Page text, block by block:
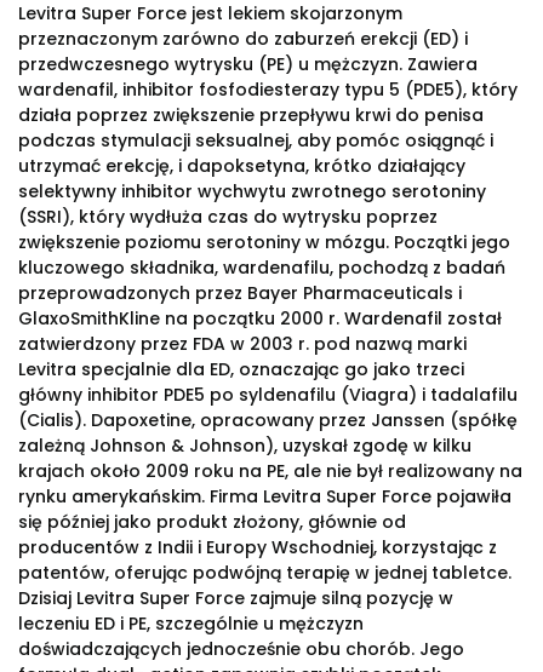
Levitra Super Force jest lekiem skojarzonym
przeznaczonym zarówno do zaburzeń erekcji (ED) i
przedwczesnego wytrysku (PE) u mężczyzn. Zawiera
wardenafil, inhibitor fosfodiesterazy typu 5 (PDE5), który
działa poprzez zwiększenie przepływu krwi do penisa
podczas stymulacji seksualnej, aby pomóc osiągnąć i
utrzymać erekcję, i dapoksetyna, krótko działający
selektywny inhibitor wychwytu zwrotnego serotoniny
(SSRI), który wydłuża czas do wytrysku poprzez
zwiększenie poziomu serotoniny w mózgu. Początki jego
kluczowego składnika, wardenafilu, pochodzą z badań
przeprowadzonych przez Bayer Pharmaceuticals i
GlaxoSmithKline na początku 2000 r. Wardenafil został
zatwierdzony przez FDA w 2003 r. pod nazwą marki
Levitra specjalnie dla ED, oznaczając go jako trzeci
główny inhibitor PDE5 po syldenafilu (Viagra) i tadalafilu
(Cialis). Dapoxetine, opracowany przez Janssen (spółkę
zależną Johnson & Johnson), uzyskał zgodę w kilku
krajach około 2009 roku na PE, ale nie był realizowany na
rynku amerykańskim. Firma Levitra Super Force pojawiła
się później jako produkt złożony, głównie od
producentów z Indii i Europy Wschodniej, korzystając z
patentów, oferując podwójną terapię w jednej tabletce.
Dzisiaj Levitra Super Force zajmuje silną pozycję w
leczeniu ED i PE, szczególnie u mężczyzn
doświadczających jednocześnie obu chorób. Jego